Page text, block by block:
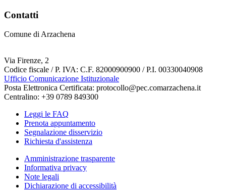
Contatti
Comune di Arzachena
Via Firenze, 2
Codice fiscale / P. IVA: C.F. 82000900900 / P.I. 00330040908
Ufficio Comunicazione Istituzionale
Posta Elettronica Certificata: protocollo@pec.comarzachena.it
Centralino: +39 0789 849300
Leggi le FAQ
Prenota appuntamento
Segnalazione disservizio
Richiesta d'assistenza
Amministrazione trasparente
Informativa privacy
Note legali
Dichiarazione di accessibilità